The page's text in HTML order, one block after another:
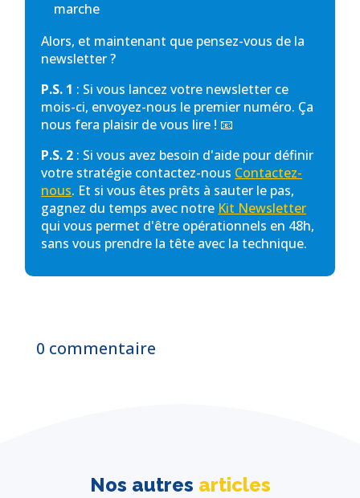
marche
Alors, et maintenant que pensez-vous de la
newsletter ?
P.S. 1 : Si vous lancez votre newsletter ce
mois-ci, envoyez-nous le premier numéro. Ça
nous fera plaisir de vous lire ! 📧
P.S. 2 : Si vous avez besoin d'aide pour définir
votre stratégie contactez-nous Contactez-
nous. Et si vous êtes prêts à sauter le pas,
gagnez du temps avec notre Kit Newsletter
qui vous permet d'être opérationnels en 48h,
sans vous prendre la tête avec la technique.
0 commentaire
Nos autres articles